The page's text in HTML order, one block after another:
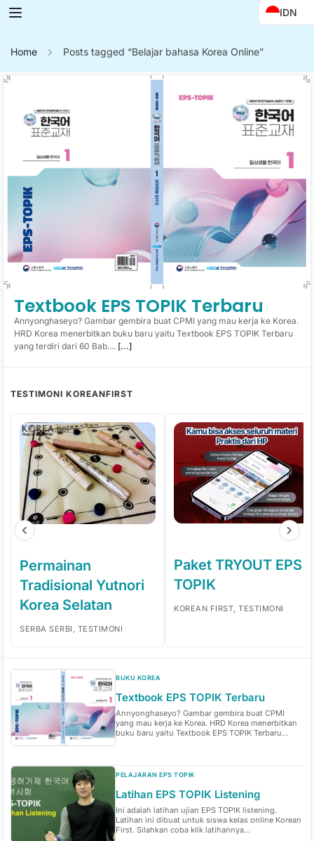
IDN
Home Posts tagged “Belajar bahasa Korea Online”
Textbook EPS TOPIK Terbaru
Annyonghaseyo? Gambar gembira buat CPMI yang mau kerja ke Korea.
HRD Korea menerbitkan buku baru yaitu Textbook EPS TOPIK Terbaru
yang terdiri dari 60 Bab.... [...]
TESTIMONI KOREANFIRST
Permainan
Tradisional Yutnori
Korea Selatan
SERBA SERBI, TESTIMONI
Paket TRYOUT EPS
TOPIK
KOREAN FIRST, TESTIMONI
BUKU KOREA
Textbook EPS TOPIK Terbaru
Annyonghaseyo? Gambar gembira buat CPMI
yang mau kerja ke Korea. HRD Korea menerbitkan
buku baru yaitu Textbook EPS TOPIK Terbaru...
PELAJARAN EPS TOPIK
Latihan EPS TOPIK Listening
Ini adalah latihan ujian EPS TOPIK listening.
Latihan ini dibuat untuk siswa kelas online Korean
First. Silahkan coba klik latihannya...